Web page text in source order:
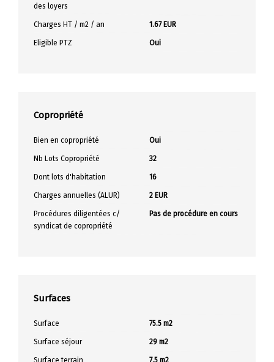
des loyers
Charges HT / m2 / an 1.67 EUR
Eligible PTZ Oui
Copropriété
Bien en copropriété Oui
Nb Lots Copropriété 32
Dont lots d'habitation 16
Charges annuelles (ALUR) 2 EUR
Procédures diligentées c/
syndicat de copropriété
Pas de procédure en cours
Surfaces
Surface 75.5 m2
Surface séjour 29 m2
Surface terrain 7.5 m2